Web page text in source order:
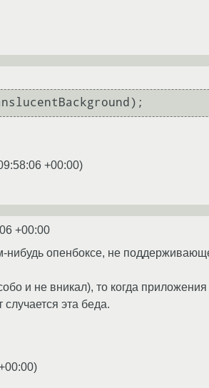
+00:00)
+00:00
нибудь опенбоксе, не
и не вникал), то когда
эта беда.
)